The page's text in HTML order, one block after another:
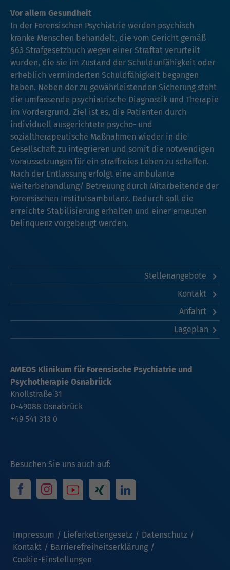
Vor allem Gesundheit
In der Forensischen Psychiatrie werden psychisch
kranke Menschen behandelt, die vom Gericht gemäß
§63 Strafgesetzbuch wegen einer Straftat verurteilt
wurden, die sie im Zustand der Schuldunfähigkeit oder
erheblich verminderten Schuldfähigkeit begangen
haben. Neben der zu gewährleistenden Sicherung steht
die umfassende psychiatrische Diagnostik und Therapie
im Vordergrund. Ziel ist es, die Patienten durch
individuell ausgerichtete psycho- und
sozialtherapeutische Maßnahmen wieder in die
Gesellschaft zu integrieren und somit die notwendigen
Voraussetzungen für ein straffreies Leben zu schaffen.
Nach der Entlassung erfolgt eine ambulante
Weiterbehandlung/ Betreuung durch Mitarbeitende der
Forensischen Institutsambulanz. Dadurch soll die
erreichte Stabilisierung erhalten und einer erneuten
Delinquenz vorgebeugt werden.
Stellenangebote
Kontakt
Anfahrt
Lageplan
Besuchen Sie uns auch auf:
Impressum Lieferkettengesetz
Datenschutz
Kontakt
Barrierefreiheitserklärung
Cookie-Einstellungen
AMEOS Klinikum für Forensische Psychiatrie und
Psychotherapie Osnabrück
Knollstraße 31
D-49088 Osnabrück
+49 541 313 0